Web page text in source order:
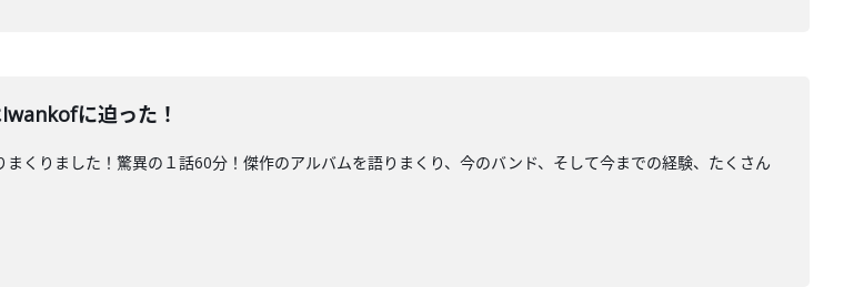
に迫った！
くりました！驚異の１話60分！傑作のアルバムを語りまくり、今のバンド、そして今までの経験、たくさん